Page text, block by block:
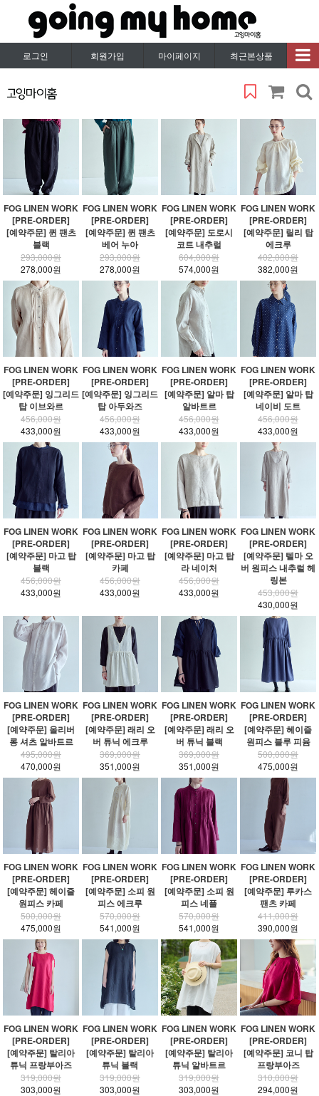
로그인 회원가입 마이페이지 최근본상품
FOG LINEN WORK
[PRE-ORDER]
[예약주문] 퀸 팬츠
블랙
293,000원
278,000원
FOG LINEN WORK
[PRE-ORDER]
[예약주문] 퀸 팬츠
베어 누아
293,000원
278,000원
FOG LINEN WORK
[PRE-ORDER]
[예약주문] 도로시
코트 내추럴
604,000원
574,000원
FOG LINEN WORK
[PRE-ORDER]
[예약주문] 릴리 탑
에크루
402,000원
382,000원
FOG LINEN WORK
[PRE-ORDER]
[예약주문] 잉그리드
탑 이브와르
456,000원
433,000원
FOG LINEN WORK
[PRE-ORDER]
[예약주문] 잉그리드
탑 아두와즈
456,000원
433,000원
FOG LINEN WORK
[PRE-ORDER]
[예약주문] 알마 탑
알바트르
456,000원
433,000원
FOG LINEN WORK
[PRE-ORDER]
[예약주문] 알마 탑
네이비 도트
456,000원
433,000원
FOG LINEN WORK
[PRE-ORDER]
[예약주문] 마고 탑
블랙
456,000원
433,000원
FOG LINEN WORK
[PRE-ORDER]
[예약주문] 마고 탑
카페
456,000원
433,000원
FOG LINEN WORK
[PRE-ORDER]
[예약주문] 마고 탑
라 네이처
456,000원
433,000원
FOG LINEN WORK
[PRE-ORDER]
[예약주문] 텔마 오
버 원피스 내추럴 헤
링본
453,000원
430,000원
FOG LINEN WORK
[PRE-ORDER]
[예약주문] 올리버
롱 셔츠 알바트르
495,000원
470,000원
FOG LINEN WORK
[PRE-ORDER]
[예약주문] 래리 오
버 튜닉 에크루
369,000원
351,000원
FOG LINEN WORK
[PRE-ORDER]
[예약주문] 래리 오
버 튜닉 블랙
369,000원
351,000원
FOG LINEN WORK
[PRE-ORDER]
[예약주문] 헤이즐
원피스 블루 피윰
500,000원
475,000원
FOG LINEN WORK
[PRE-ORDER]
[예약주문] 헤이즐
원피스 카페
500,000원
475,000원
FOG LINEN WORK
[PRE-ORDER]
[예약주문] 소피 원
피스 에크루
570,000원
541,000원
FOG LINEN WORK
[PRE-ORDER]
[예약주문] 소피 원
피스 네플
570,000원
541,000원
FOG LINEN WORK
[PRE-ORDER]
[예약주문] 루카스
팬츠 카페
411,000원
390,000원
FOG LINEN WORK
[PRE-ORDER]
[예약주문] 탈리아
튜닉 프랑부아즈
319,000원
303,000원
FOG LINEN WORK
[PRE-ORDER]
[예약주문] 탈리아
튜닉 블랙
319,000원
303,000원
FOG LINEN WORK
[PRE-ORDER]
[예약주문] 탈리아
튜닉 알바트르
319,000원
303,000원
FOG LINEN WORK
[PRE-ORDER]
[예약주문] 코니 탑
프랑부아즈
310,000원
294,000원